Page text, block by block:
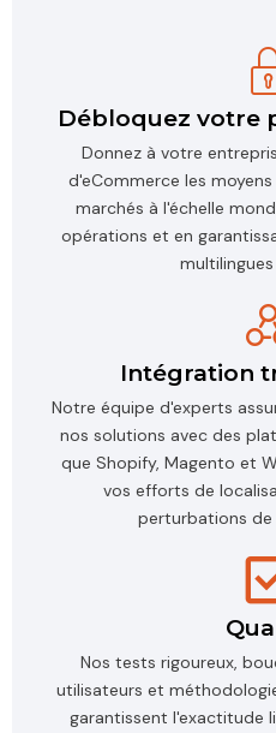
Débloquez votre
Donnez à votre
d'eCommerce les
marchés à l'échelle
opérations et en
Intégration
Notre équipe d'experts
nos solutions avec des
que Shopify, Magento et
vos efforts de
perturbations
Nos tests rigoureux,
utilisateurs et
garantissent l'exactitude